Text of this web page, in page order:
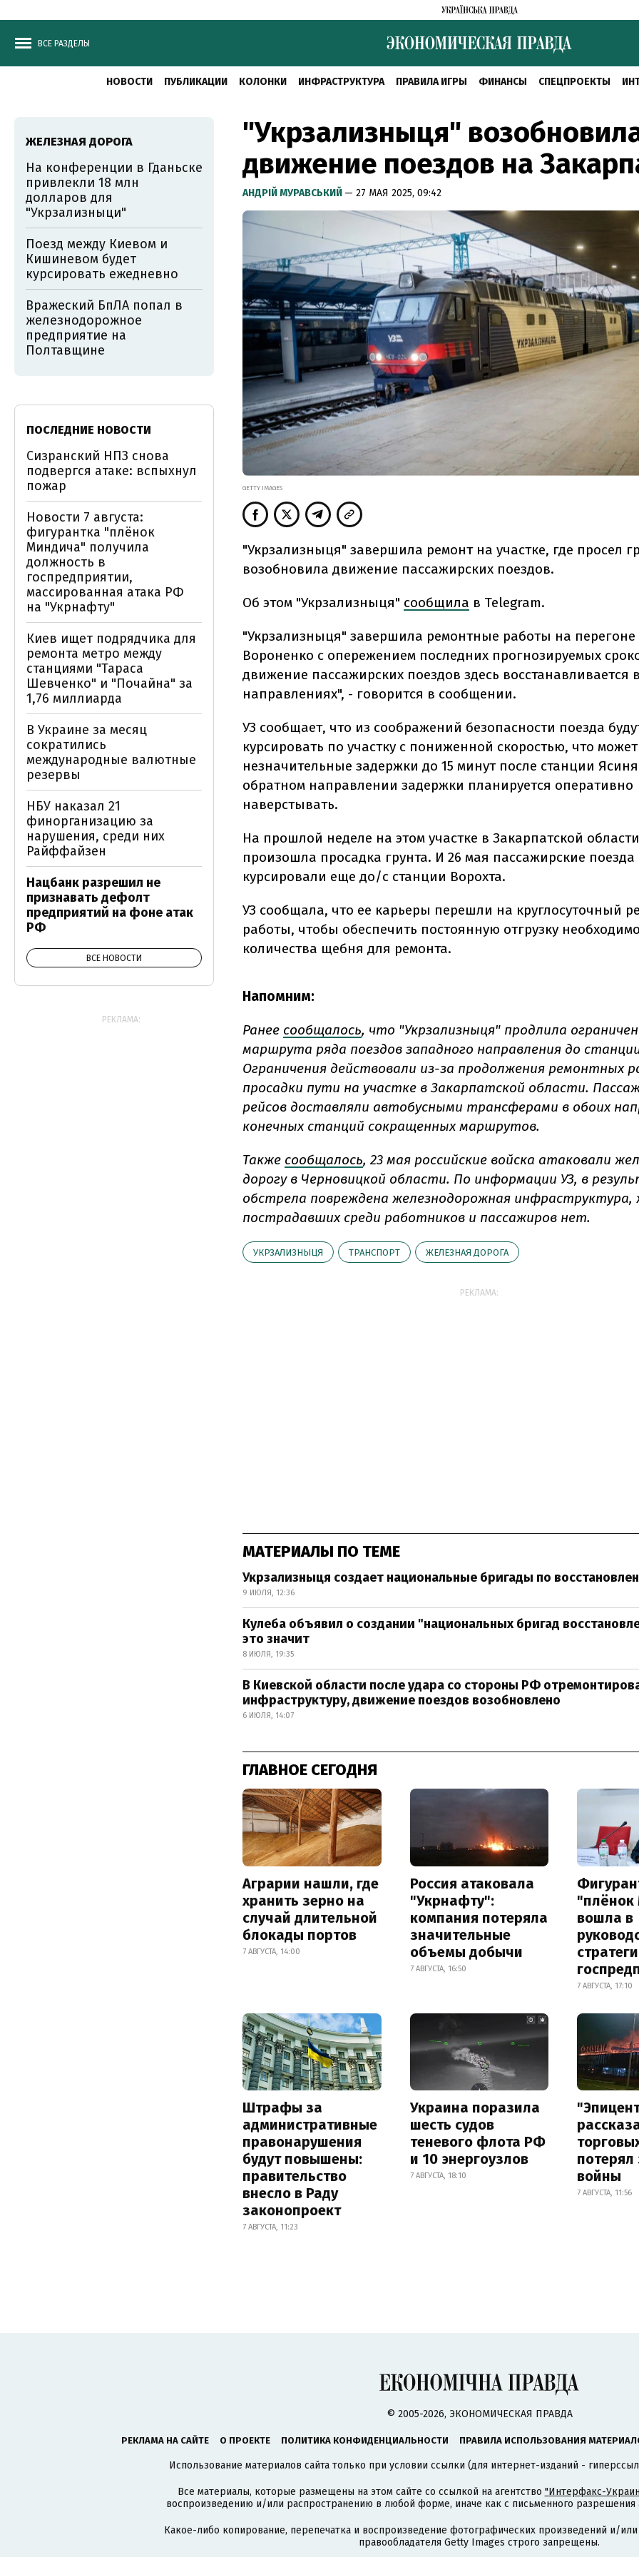
ВСЕ РАЗДЕЛЫ
НОВОСТИ ПУБЛИКАЦИИ КОЛОНКИ ИНФРАСТРУКТУРА ПРАВИЛА ИГРЫ ФИНАНСЫ СПЕЦПРОЕКТЫ
"Укрзализныця"
движение поездов на
АНДРІЙ МУРАВСЬКИЙ — 27 МАЯ 2025, 09:42
GETTY IMAGES
"Укрзализныця" завершила ремонт на участке, где просел
возобновила движение пассажирских поездов.
Об этом "Укрзализныця" сообщила в Telegram.
"Укрзализныця" завершила ремонтные работы на
Вороненко с опережением последних прогнозируемых
движение пассажирских поездов здесь восстанавливается
направлениях", - говорится в сообщении.
УЗ сообщает, что из соображений безопасности поезда
курсировать по участку с пониженной скоростью, что
незначительные задержки до 15 минут после станции
обратном направлении задержки планируется оперативно
наверстывать.
На прошлой неделе на этом участке в Закарпатской области
произошла просадка грунта. И 26 мая пассажирские поезда
курсировали еще до/с станции Ворохта.
УЗ сообщала, что ее карьеры перешли на круглосуточный
работы, чтобы обеспечить постоянную отгрузку
количества щебня для ремонта.
Напомним:
Ранее сообщалось, что "Укрзализныця" продлила
маршрута ряда поездов западного направления до
Ограничения действовали из-за продолжения ремонтных
просадки пути на участке в Закарпатской области.
рейсов доставляли автобусными трансферами в обоих
конечных станций сокращенных маршрутов.
Также сообщалось, 23 мая российские войска атаковали
дорогу в Черновицкой области. По информации УЗ, в
обстрела повреждена железнодорожная
пострадавших среди работников и пассажиров нет.
УКРЗАЛИЗНЫЦЯ ТРАНСПОРТ ЖЕЛЕЗНАЯ ДОРОГА
РЕКЛАМА:
МАТЕРИАЛЫ ПО ТЕМЕ
Укрзализныця создает национальные бригады по
9 ИЮЛЯ, 12:36
Кулеба объявил о создании "национальных бригад
это значит
8 ИЮЛЯ, 19:35
В Киевской области после удара со стороны РФ
инфраструктуру, движение поездов возобновлено
6 ИЮЛЯ, 14:07
ГЛАВНОЕ СЕГОДНЯ
Аграрии нашли, где
хранить зерно на
случай длительной
блокады портов
7 АВГУСТА, 14:00
Россия атаковала
"Укрнафту":
компания потеряла
значительные
объемы добычи
7 АВГУСТА, 16:50
вошла в
7 АВГУСТА, 17:10
Штрафы за
административные
правонарушения
будут повышены:
правительство
внесло в Раду
законопроект
7 АВГУСТА, 11:23
Украина поразила
шесть судов
теневого флота РФ
и 10 энергоузлов
7 АВГУСТА, 18:10
потерял
войны
7 АВГУСТА, 11:56
ЖЕЛЕЗНАЯ ДОРОГА
На конференции в Гданьске
привлекли 18 млн
долларов для
"Укрзализныци"
Поезд между Киевом и
Кишиневом будет
курсировать ежедневно
Вражеский БпЛА попал в
железнодорожное
предприятие на
Полтавщине
ПОСЛЕДНИЕ НОВОСТИ
Сизранский НПЗ снова
подвергся атаке: вспыхнул
пожар
Новости 7 августа:
фигурантка "плёнок
Миндича" получила
должность в
госпредприятии,
массированная атака РФ
на "Укрнафту"
Киев ищет подрядчика для
ремонта метро между
станциями "Тараса
Шевченко" и "Почайна" за
1,76 миллиарда
В Украине за месяц
сократились
международные валютные
резервы
НБУ наказал 21
финорганизацию за
нарушения, среди них
Райффайзен
Нацбанк разрешил не
признавать дефолт
предприятий на фоне атак
РФ
ВСЕ НОВОСТИ
РЕКЛАМА:
© 2005-2026, ЭКОНОМИЧЕСКАЯ ПРАВДА
РЕКЛАМА НА САЙТЕ О ПРОЕКТЕ ПОЛИТИКА КОНФИДЕНЦИАЛЬНОСТИ ПРАВИЛА ИСПОЛЬЗОВАНИЯ
Использование материалов сайта только при условии ссылки (для интернет-изданий -
Все материалы, которые размещены на этом сайте со ссылкой на агентство "Интерфакс-
воспроизведению и/или распространению в любой форме, иначе как с письменного разрешения
Какое-либо копирование, перепечатка и воспроизведение фотографических произведений и/
правообладателя Getty Images строго запрещены.